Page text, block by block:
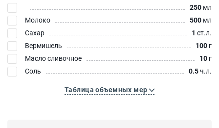
250 мл
Молоко
500 мл
Сахар
1 ст.л.
Вермишель
100 г
Масло сливочное
10 г
Соль
0.5ч.л.
Таблица объемных мер